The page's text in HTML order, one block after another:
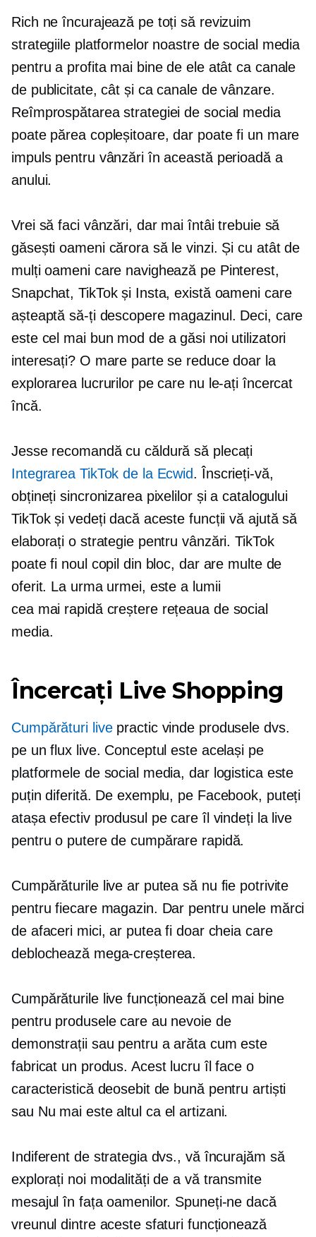
Rich ne încurajează pe toți să revizuim
strategiile platformelor noastre de social media
pentru a profita mai bine de ele atât ca canale
de publicitate, cât și ca canale de vânzare.
Reîmprospătarea strategiei de social media
poate părea copleșitoare, dar poate fi un mare
impuls pentru vânzări în această perioadă a
anului.
Vrei să faci vânzări, dar mai întâi trebuie să
găsești oameni cărora să le vinzi. Și cu atât de
mulți oameni care navighează pe Pinterest,
Snapchat, TikTok și Insta, există oameni care
așteaptă să-ți descopere magazinul. Deci, care
este cel mai bun mod de a găsi noi utilizatori
interesați? O mare parte se reduce doar la
explorarea lucrurilor pe care nu le-ați încercat
încă.
Jesse recomandă cu căldură să plecați
Integrarea TikTok de la Ecwid. Înscrieți-vă,
obțineți sincronizarea pixelilor și a catalogului
TikTok și vedeți dacă aceste funcții vă ajută să
elaborați o strategie pentru vânzări. TikTok
poate fi noul copil din bloc, dar are multe de
oferit. La urma urmei, este a lumii
cea mai rapidă creștererețeaua de social
media.
Încercați Live Shopping
Cumpărături livepractic vinde produsele dvs.
pe un flux live. Conceptul este același pe
platformele de social media, dar logistica este
puțin diferită. De exemplu, pe Facebook, puteți
atașa efectiv produsul pe care îl vindeți la live
pentru o putere de cumpărare rapidă.
Cumpărăturile live ar putea să nu fie potrivite
pentru fiecare magazin. Dar pentru unele mărci
de afaceri mici, ar putea fi doar cheia care
deblochează mega-creșterea.
Cumpărăturile live funcționează cel mai bine
pentru produsele care au nevoie de
demonstrații sau pentru a arăta cum este
fabricat un produs. Acest lucru îl face o
caracteristică deosebit de bună pentru artiști
sau Nu mai este altul ca el artizani.
Indiferent de strategia dvs., vă încurajăm să
explorați noi modalități de a vă transmite
mesajul în fața oamenilor. Spuneți-ne dacă
vreunul dintre aceste sfaturi funcționează